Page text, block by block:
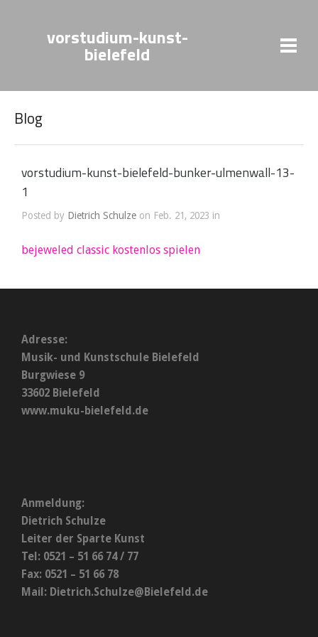
vorstudium-kunst-
bielefeld
Blog
vorstudium-kunst-bielefeld-bunker-ulmenwall-13-
1
Posted by Dietrich Schulze on Feb. 21, 2023 in
bejeweled classic kostenlos spielen
Adresse:
Musik- und Kunstschule Bielefeld
Burgwiese 9
33602 Bielefeld
www.muku-bielefeld.de
Anmeldung:
Dietrich Schulze
Leiter der Sparte Kunst
Tel: 0521 – 51 66 74 / 77
Fax: 0521 – 51 66 78
Mail: Dietrich.Schulze@Bielefeld.de